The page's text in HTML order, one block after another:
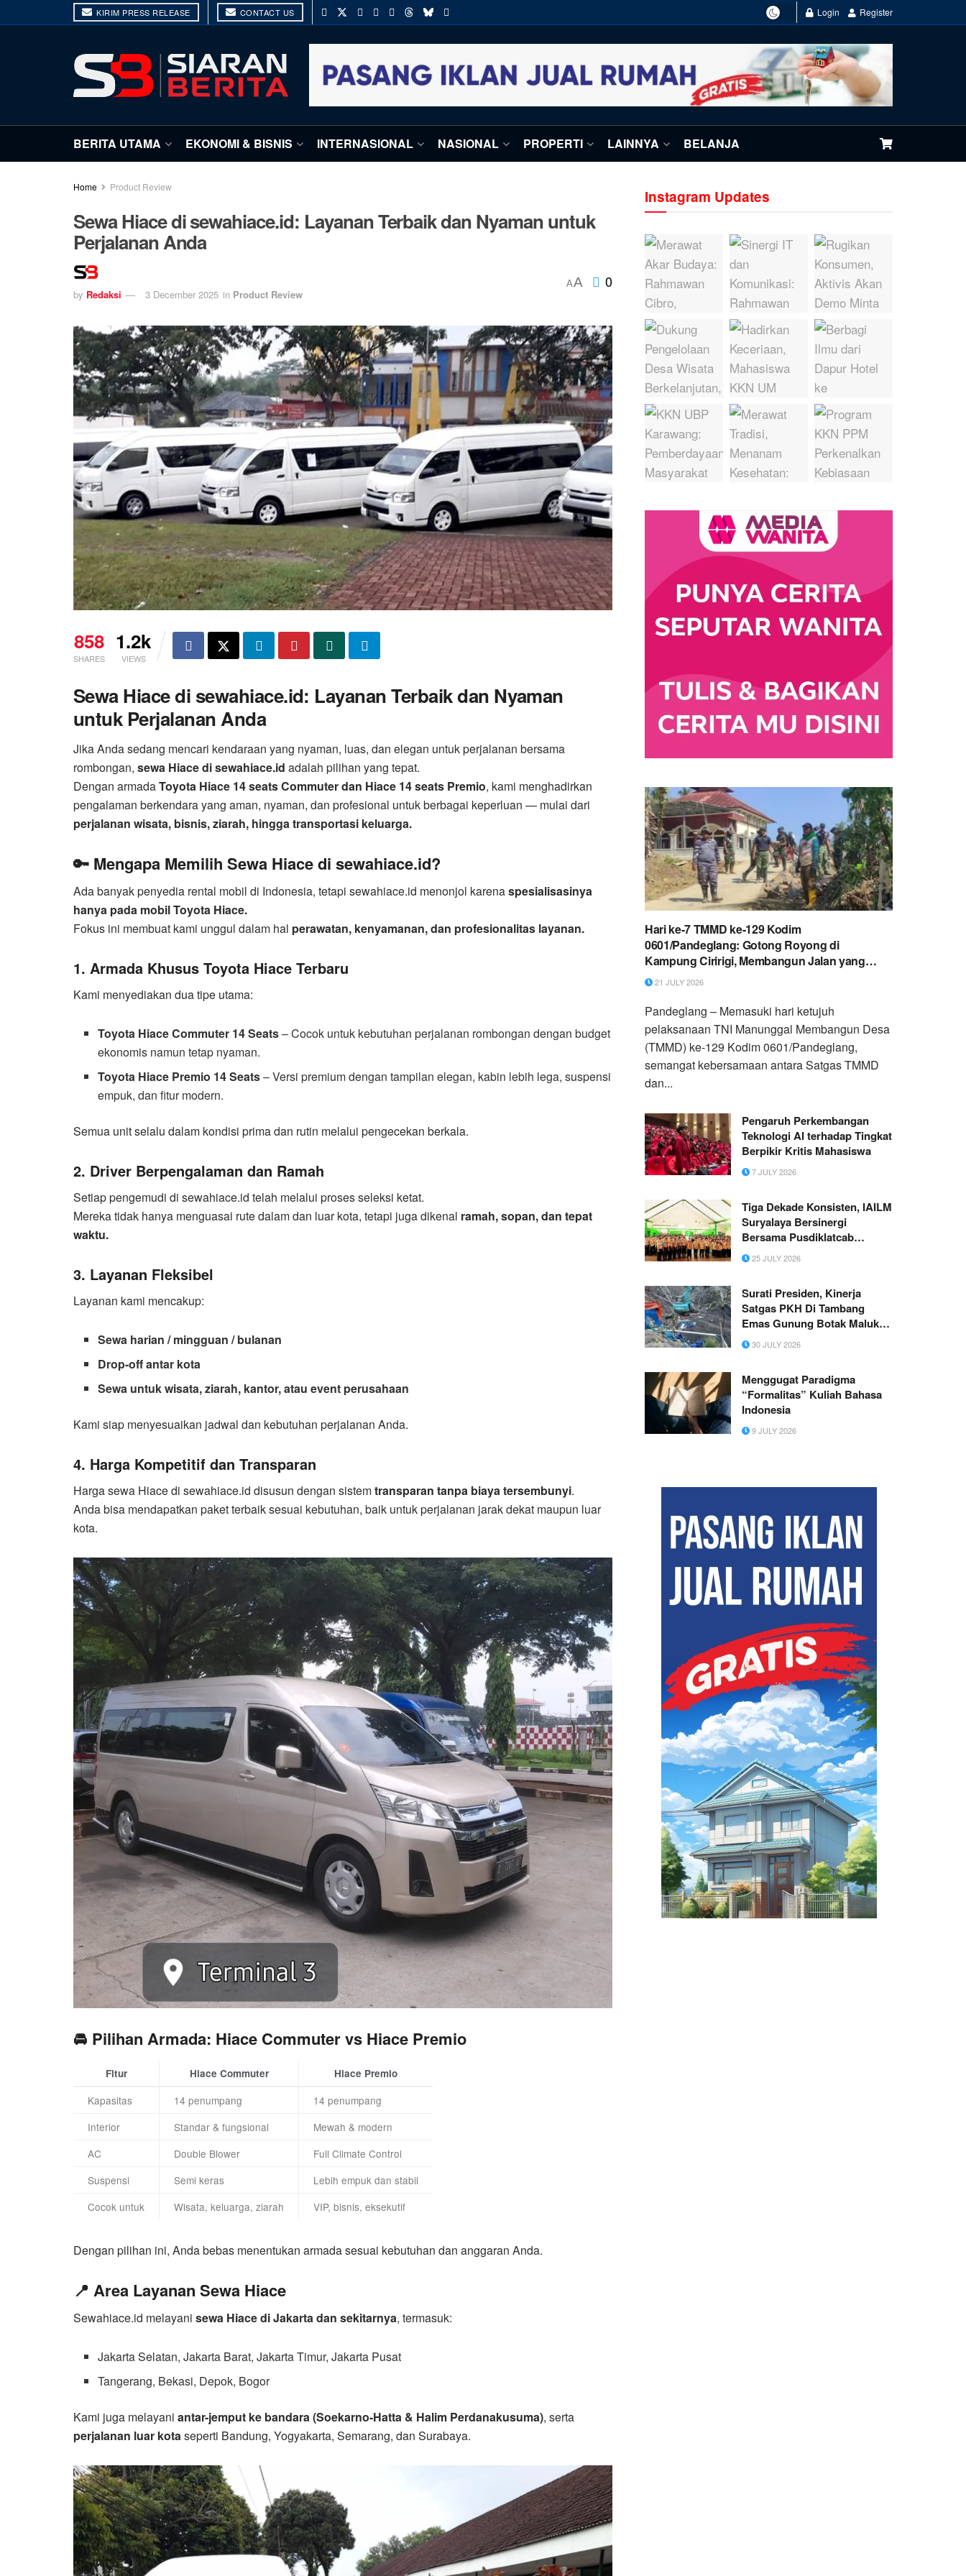
KIRIM PRESS RELEASE CONTACT US Login Register
BERITA UTAMA EKONOMI & BISNIS INTERNASIONAL NASIONAL PROPERTI LAINNYA BELANJA
Home Product Review
Sewa Hiace di sewahiace.id: Layanan Terbaik dan Nyaman untuk
Perjalanan Anda
by Redaksi 3 December 2025 in Product Review
AA 0
858
SHARES
1.2k
VIEWS
Sewa Hiace di sewahiace.id: Layanan Terbaik dan Nyaman
untuk Perjalanan Anda
Jika Anda sedang mencari kendaraan yang nyaman, luas, dan elegan untuk perjalanan bersama
rombongan, sewa Hiace di sewahiace.id adalah pilihan yang tepat.
Dengan armadaToyota Hiace 14 seats Commuter dan Hiace 14 seats Premio, kami menghadirkan
pengalaman berkendara yang aman, nyaman, dan profesional untuk berbagai keperluan — mulai dari
perjalanan wisata, bisnis, ziarah, hingga transportasi keluarga.
🔑 Mengapa Memilih Sewa Hiace di sewahiace.id?
Ada banyak penyedia rental mobil di Indonesia, tetapi sewahiace.id menonjol karenaspesialisasinya
hanya pada mobil Toyota Hiace.
Fokus ini membuat kami unggul dalam hal perawatan, kenyamanan, dan profesionalitas layanan.
1. Armada Khusus Toyota Hiace Terbaru
Kami menyediakan dua tipe utama:
Toyota Hiace Commuter 14 Seats– Cocok untuk kebutuhan perjalanan rombongan dengan budget
ekonomis namun tetap nyaman.
Toyota Hiace Premio 14 Seats– Versi premium dengan tampilan elegan, kabin lebih lega, suspensi
empuk, dan fitur modern.
Semua unit selalu dalam kondisi prima dan rutin melalui pengecekan berkala.
2. Driver Berpengalaman dan Ramah
Setiap pengemudi di sewahiace.id telah melalui proses seleksi ketat.
Mereka tidak hanya menguasai rute dalam dan luar kota, tetapi juga dikenal ramah, sopan, dan tepat
waktu.
3. Layanan Fleksibel
Layanan kami mencakup:
Sewa harian / mingguan / bulanan
Drop-off antar kota
Sewa untuk wisata, ziarah, kantor, atau event perusahaan
Kami siap menyesuaikan jadwal dan kebutuhan perjalanan Anda.
4. Harga Kompetitif dan Transparan
Harga sewa Hiace di sewahiace.id disusun dengan sistemtransparan tanpa biaya tersembunyi.
Anda bisa mendapatkan paket terbaik sesuai kebutuhan, baik untuk perjalanan jarak dekat maupun luar
kota.
🚘 Pilihan Armada: Hiace Commuter vs Hiace Premio
Fitur Hiace Commuter Hiace Premio
Kapasitas 14 penumpang
14 penumpang
Interior
Standar & fungsional
Mewah & modern
AC
Double Blower
Full Climate Control
Suspensi
Semi keras
Lebih empuk dan stabil
Cocok untuk
Wisata, keluarga, ziarah VIP, bisnis, eksekutif
Dengan pilihan ini, Anda bebas menentukan armada sesuai kebutuhan dan anggaran Anda.
📍 Area Layanan Sewa Hiace
Sewahiace.id melayani sewa Hiace di Jakarta dan sekitarnya, termasuk:
Jakarta Selatan, Jakarta Barat, Jakarta Timur, Jakarta Pusat
Tangerang, Bekasi, Depok, Bogor
Kami juga melayani antar-jemput ke bandara (Soekarno-Hatta & Halim Perdanakusuma), serta
perjalanan luar kotaseperti Bandung, Yogyakarta, Semarang, dan Surabaya.
Instagram Updates
Hari ke-7 TMMD ke-129 Kodim
0601/Pandeglang: Gotong Royong di
Kampung Ciririgi, Membangun Jalan yang
Menyatukan Harapan Warga
21 JULY 2026
Pandeglang – Memasuki hari ketujuh
pelaksanaan TNI Manunggal Membangun Desa
(TMMD) ke-129 Kodim 0601/Pandeglang,
semangat kebersamaan antara Satgas TMMD
dan...
Pengaruh Perkembangan
Teknologi AI terhadap Tingkat
Berpikir Kritis Mahasiswa
7 JULY 2026
Tiga Dekade Konsisten, IAILM
Suryalaya Bersinergi
Bersama Pusdiklatcab
Sukapura Terus Lahirkan
Pembina Pramuka Berkualitas
25 JULY 2026
Surati Presiden, Kinerja
Satgas PKH Di Tambang
Emas Gunung Botak Maluku
Dipertanyakan
30 JULY 2026
Menggugat Paradigma
“Formalitas” Kuliah Bahasa
Indonesia
9 JULY 2026